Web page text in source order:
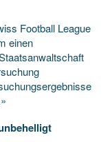
Football League
einen